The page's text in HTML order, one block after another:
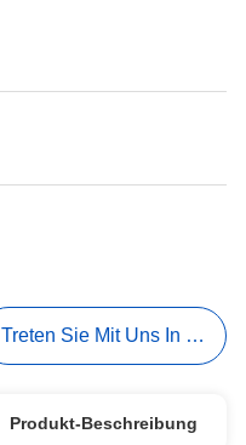
Treten Sie Mit Uns In
Produkt-Beschreibung